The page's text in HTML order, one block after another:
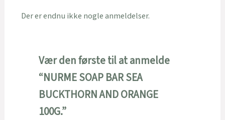
Der er endnu ikke nogle anmeldelser.
Vær den første til at anmelde
“NURME SOAP BAR SEA
BUCKTHORN AND ORANGE
100G.”